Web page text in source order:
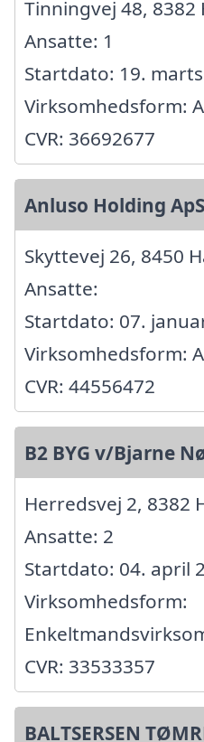
Tinningvej 48, 8382
Ansatte: 1
Startdato: 19.
Virksomhedsform:
CVR: 36692677
Anluso Holding ApS
Skyttevej 26, 8450
Ansatte:
Startdato: 07.
Virksomhedsform:
CVR: 44556472
B2 BYG v/Bjarne
Herredsvej 2, 8382
Ansatte: 2
Startdato: 04. april
Virksomhedsform:
CVR: 33533357
BALTSERSEN